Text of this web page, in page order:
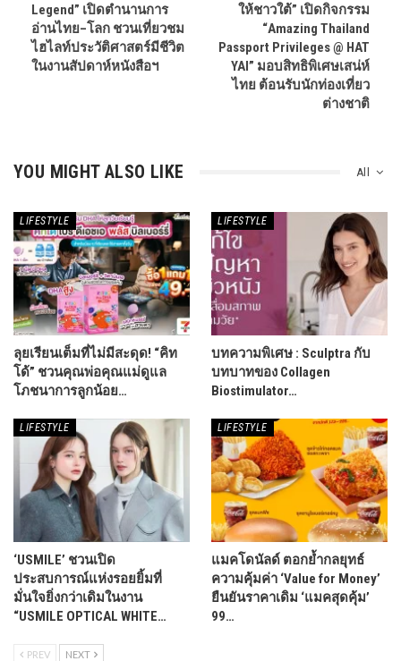
Legend” เปิดตำนานการ
อ่านไทย–โลก ชวนเที่ยวชม
ไฮไลท์ประวัติศาสตร์มีชีวิต
ในงานสัปดาห์หนังสือฯ
ให้ชาวใต้” เปิดกิจกรรม
“Amazing Thailand
Passport Privileges @ HAT
YAI” มอบสิทธิพิเศษเสน่ห์
ไทย ต้อนรับนักท่องเที่ยว
ต่างชาติ
All
YOU MIGHT ALSO LIKE
LIFESTYLE
ลุยเรียนเต็มที่ไม่มีสะดุด! “คิท
โด้” ชวนคุณพ่อคุณแม่ดูแล
โภชนาการลูกน้อย…
LIFESTYLE
บทความพิเศษ : Sculptra กับ
บทบาทของ Collagen
Biostimulator…
LIFESTYLE
‘USMILE’ ชวนเปิด
ประสบการณ์แห่งรอยยิ้มที่
มั่นใจยิ่งกว่าเดิมในงาน
“USMILE OPTICAL WHITE…
LIFESTYLE
แมคโดนัลด์ ตอกย้ำกลยุทธ์
ความคุ้มค่า ‘Value for Money’
ยืนยันราคาเดิม ‘แมคสุดคุ้ม’
99…
PREV NEXT